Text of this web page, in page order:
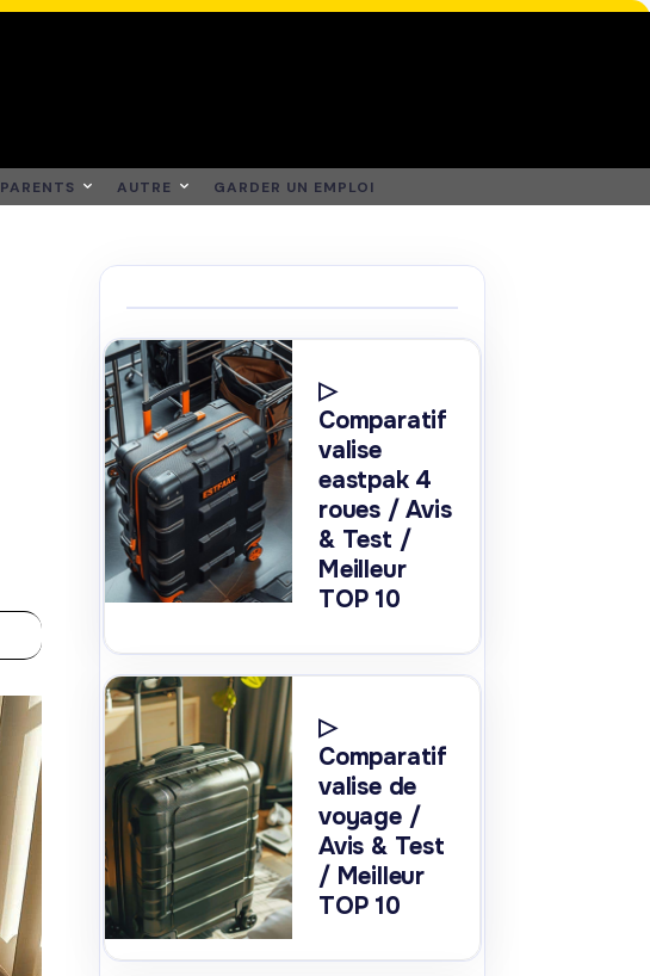
PARENTS AUTRE GARDER UN EMPLOI
▷
Comparatif
valise
eastpak 4
roues / Avis
& Test /
Meilleur
TOP 10
▷
Comparatif
valise de
voyage /
Avis & Test
/ Meilleur
TOP 10